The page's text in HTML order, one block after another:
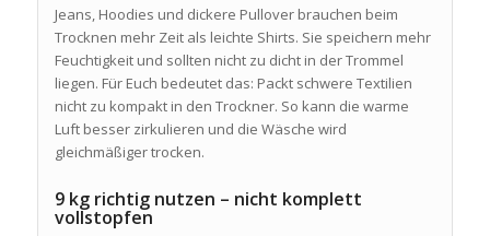
Jeans, Hoodies und dickere Pullover brauchen beim
Trocknen mehr Zeit als leichte Shirts. Sie speichern mehr
Feuchtigkeit und sollten nicht zu dicht in der Trommel
liegen. Für Euch bedeutet das: Packt schwere Textilien
nicht zu kompakt in den Trockner. So kann die warme
Luft besser zirkulieren und die Wäsche wird
gleichmäßiger trocken.
9 kg richtig nutzen – nicht komplett
vollstopfen